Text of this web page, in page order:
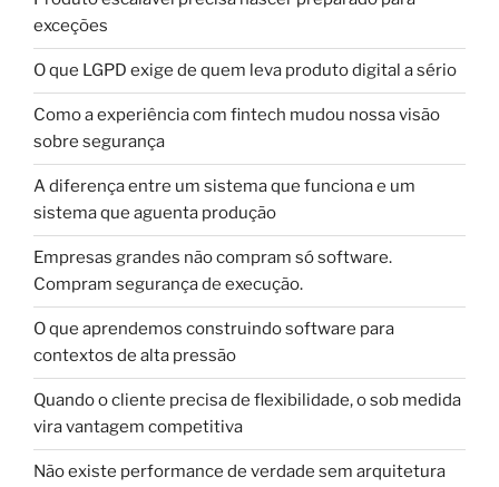
exceções
O que LGPD exige de quem leva produto digital a sério
Como a experiência com fintech mudou nossa visão
sobre segurança
A diferença entre um sistema que funciona e um
sistema que aguenta produção
Empresas grandes não compram só software.
Compram segurança de execução.
O que aprendemos construindo software para
contextos de alta pressão
Quando o cliente precisa de flexibilidade, o sob medida
vira vantagem competitiva
Não existe performance de verdade sem arquitetura